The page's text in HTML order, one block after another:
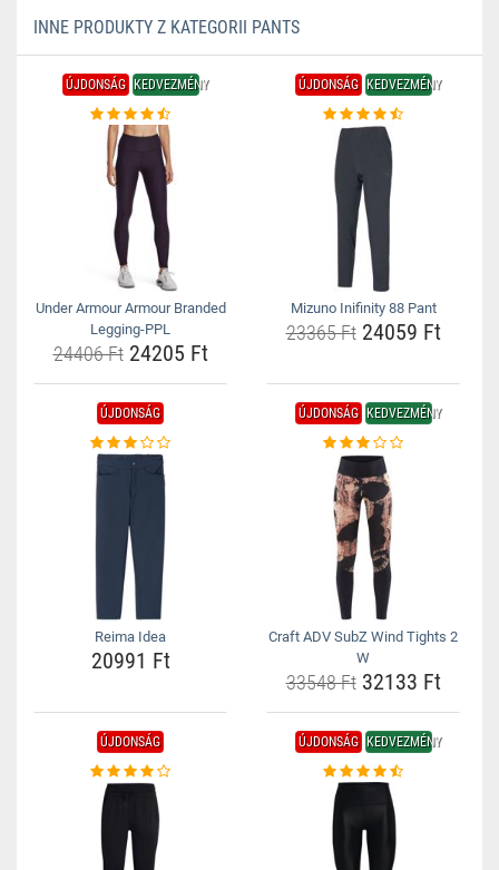
INNE PRODUKTY Z KATEGORII PANTS
ÚJDONSÁG KEDVEZMÉNY
Under Armour Armour Branded
Legging-PPL
24406 Ft24205 Ft
ÚJDONSÁG KEDVEZMÉNY
Mizuno Inifinity 88 Pant
23365 Ft24059 Ft
ÚJDONSÁG
Reima Idea
20991 Ft
ÚJDONSÁG KEDVEZMÉNY
Craft ADV SubZ Wind Tights 2
W
33548 Ft32133 Ft
ÚJDONSÁG ÚJDONSÁG KEDVEZMÉNY